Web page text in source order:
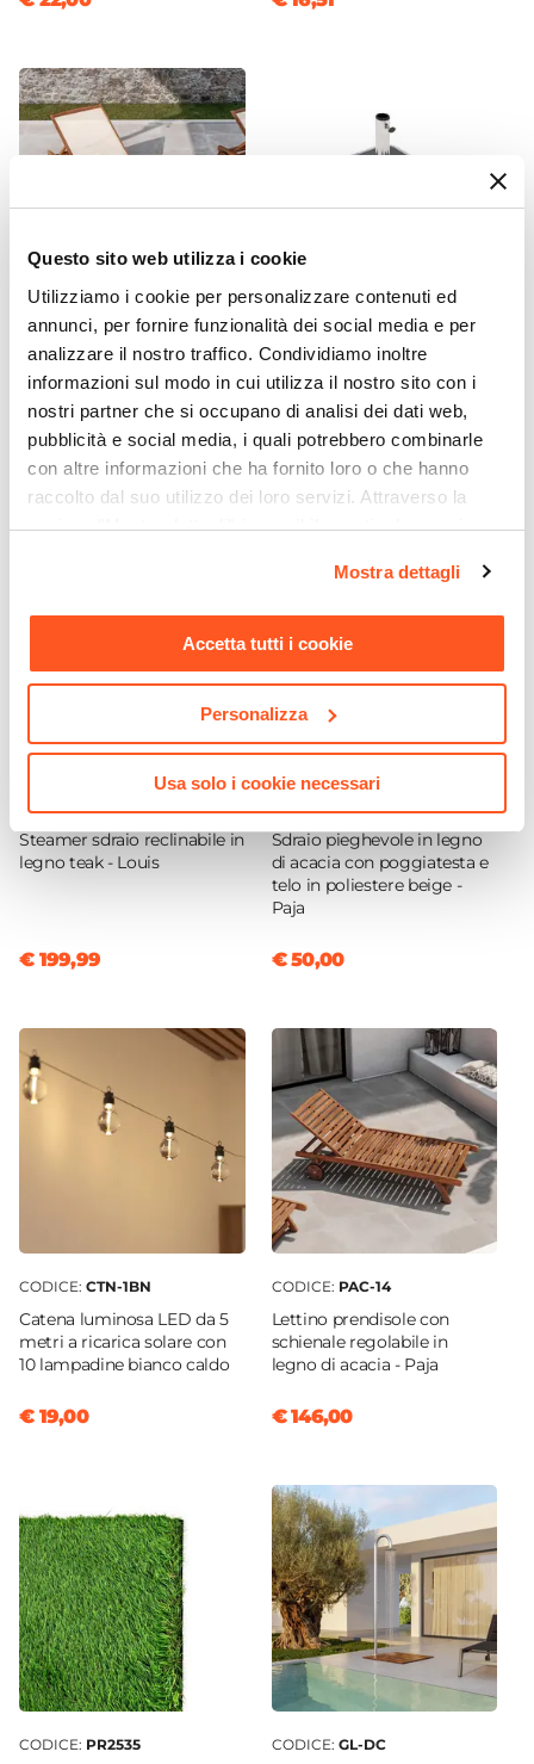
Questo sito web utilizza i cookie
Utilizziamo i cookie per personalizzare contenuti ed
annunci, per fornire funzionalità dei social media e per
analizzare il nostro traffico. Condividiamo inoltre
informazioni sul modo in cui utilizza il nostro sito con i
nostri partner che si occupano di analisi dei dati web,
pubblicità e social media, i quali potrebbero combinarle
con altre informazioni che ha fornito loro o che hanno
raccolto dal suo utilizzo dei loro servizi. Attraverso la
sezione "Mostra dettagli" è possibile gestire le proprie
momento. Per maggiori informazioni si invita a leggere la
nostraCookie Policy.
Mostra dettagli
Accetta tutti i cookie
Personalizza
Usa solo i cookie necessari
4 stecche
Dimensioni Stecche
1,7 x 2,8 cm
3,8 mm
Colore Telo
Camino Antivento
Si
Materiale Telo
Poliestere
Grammatura Telo
180 g/mq
Telo Idrorepellente
Si
Contrappeso Compatibile
Base per ombrellone a palo centrale (non inclusa)
CODICE:PAC-15
Lettino prendisole con ruote
e vassoio in legno di acacia
e textilene ecrù - Paja
€ 166,01
CODICE:RTL-4MR
Base ombrellone con ruote
50x50 cm da 40 kg in
cemento grigio con
maniglia retrattile - Ritals
€ 197,99
CODICE:
Steamer sdraio reclinabile in
legno teak - Louis
€ 199,99
Sdraio pieghevole in legno
di acacia con poggiatesta e
telo in poliestere beige -
Paja
€ 50,00
CODICE: CTN-1BN
Catena luminosa LED da 5
metri a ricarica solare con
10 lampadine bianco caldo
€ 19,00
CODICE: PAC-14
Lettino prendisole con
schienale regolabile in
legno di acacia - Paja
€ 146,00
CODICE: PR2535 CODICE: GL-DC